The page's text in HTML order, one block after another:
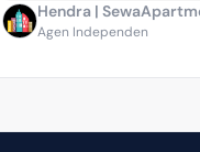
Hendra |
Agen Independen